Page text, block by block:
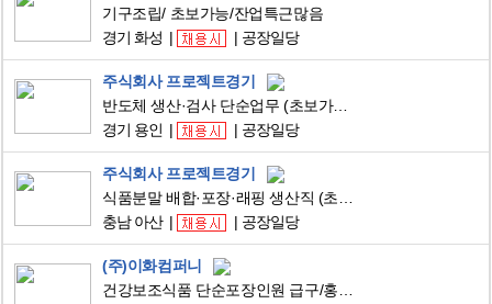
기구조립/ 초보가능/잔업특근많음
경기 화성
공장일당
주식회사 프로젝트경기
반도체 생산·검사 단순업무 (초보가능/안정근무/장기환영)
경기 용인
공장일당
주식회사 프로젝트경기
식품분말 배합·포장·래핑 생산직 (초보가능/위생환경/장기근무)
충남 아산
공장일당
(주)이화컴퍼니
건강보조식품 단순포장인원 급구/홍삼,콜라겐 제품 포장